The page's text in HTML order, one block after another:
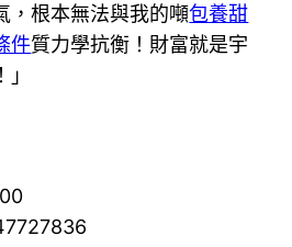
，根本無法與我的噸包養甜
件質力學抗衡！財富就是宇